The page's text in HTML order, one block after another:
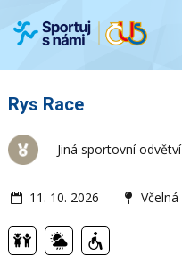
Rys Race
Jiná sportovní odvětví
11. 10. 2026 Včelná